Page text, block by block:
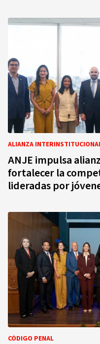
ALIANZA
ANJE impulsa
fortalecer la
lideradas por
CÓDIGO PENAL